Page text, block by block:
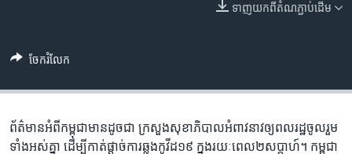
ចូល​
ទំព័រ​
ស្វែង​
បណ្តាញ​សង្គម
ភាសា
ទាញ​យក​ពី​តំណភ្ជាប់​ដើម
ចែករំលែក
ព័ត៌មាន​អំពី​កម្ពុជា​មាន​ដូចជា ក្រសួង​សុខាភិបាល​អំពាវនាវ​ឲ្យ​ពលរដ្ឋ​ចូល​រួម​
ទាំង​អស់​គ្នា ដើម្បី​កាត់​ផ្តាច់​ការ​ឆ្លង​កូវីដ​១៩ ក្នុង​រយៈ​ពេល​២​សប្តាហ៍។ កម្ពុជា​